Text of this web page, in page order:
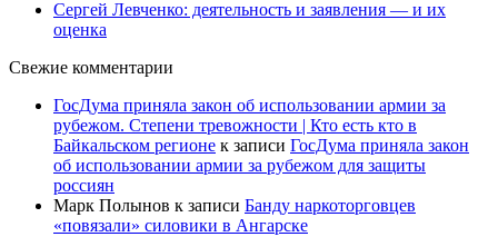
Сергей Левченко: деятельность и заявления — и их
оценка
Свежие комментарии
ГосДума приняла закон об использовании армии за
рубежом. Степени тревожности | Кто есть кто в
Байкальском регионе к записи ГосДума приняла закон
об использовании армии за рубежом для защиты
россиян
Марк Полынов к записи Банду наркоторговцев
«повязали» силовики в Ангарске